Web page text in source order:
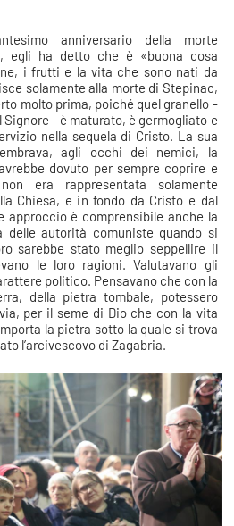
anniversario della morte
egli ha detto che è «buona cosa
i frutti e la vita che sono nati da
solamente alla morte di Stepinac,
molto prima, poiché quel granello -
Signore - è maturato, è germogliato e
nella sequela di Cristo. La sua
agli occhi dei nemici, la
dovuto per sempre coprire e
era rappresentata solamente
Chiesa, e in fondo da Cristo e dal
approccio è comprensibile anche la
delle autorità comuniste quando si
sarebbe stato meglio seppellire il
le loro ragioni. Valutavano gli
politico. Pensavano che con la
della pietra tombale, potessero
per il seme di Dio che con la vita
la pietra sotto la quale si trova
l’arcivescovo di Zagabria.